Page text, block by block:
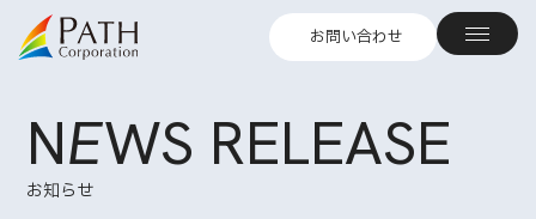
お問い合わせ
NEWS RELEASE
お知らせ